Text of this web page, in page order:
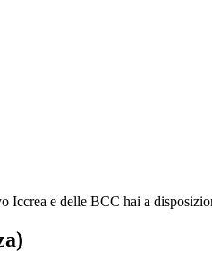
e delle BCC hai a